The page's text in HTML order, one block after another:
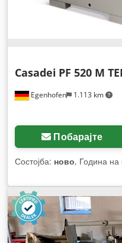
Egenhofen 1.113 km
Casadei PF 520 M
Побарајте
Состојба: ново, Година на